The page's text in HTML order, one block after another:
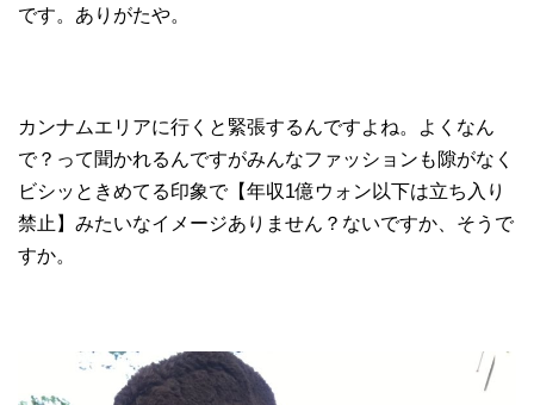
です。ありがたや。
カンナムエリアに行くと緊張するんですよね。よくなん
で？って聞かれるんですがみんなファッションも隙がなく
ビシッときめてる印象で【年収1億ウォン以下は立ち入り
禁止】みたいなイメージありません？ないですか、そうで
すか。